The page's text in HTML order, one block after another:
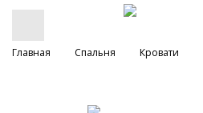
Главная Спальня Кровати